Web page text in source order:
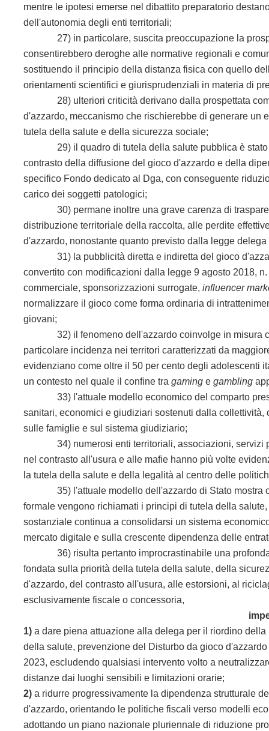
mentre le ipotesi emerse nel dibattito preparatorio
dell'autonomia degli enti territoriali;
27) in particolare, suscita preoccupazione la
consentirebbero deroghe alle normative regionali e
sostituendo il principio della distanza fisica con quello
orientamenti scientifici e giurisprudenziali in materia di
28) ulteriori criticità derivano dalla prospettata
d'azzardo, meccanismo che rischierebbe di generare
tutela della salute e della sicurezza sociale;
29) il quadro di tutela della salute pubblica è stato
contrasto della diffusione del gioco d'azzardo e della
specifico Fondo dedicato al Dga, con conseguente
carico dei soggetti patologici;
30) permane inoltre una grave carenza di
distribuzione territoriale della raccolta, alle perdite
d'azzardo, nonostante quanto previsto dalla legge delega
31) la pubblicità diretta e indiretta del gioco
convertito con modificazioni dalla legge 9 agosto 2018,
commerciale, sponsorizzazioni surrogate,influencer
normalizzare il gioco come forma ordinaria di
giovani;
32) il fenomeno dell'azzardo coinvolge in misura
particolare incidenza nei territori caratterizzati da
evidenziano come oltre il 50 per cento degli adolescenti
un contesto nel quale il confine tragaming egambling
33) l'attuale modello economico del comparto
sanitari, economici e giudiziari sostenuti dalla
sulle famiglie e sul sistema giudiziario;
34) numerosi enti territoriali, associazioni, servizi
nel contrasto all'usura e alle mafie hanno più volte
la tutela della salute e della legalità al centro delle
35) l'attuale modello dell'azzardo di Stato mostra
formale vengono richiamati i principi di tutela della
sostanziale continua a consolidarsi un sistema
mercato digitale e sulla crescente dipendenza delle
36) risulta pertanto improcrastinabile una profonda
fondata sulla priorità della tutela della salute, della
d'azzardo, del contrasto all'usura, alle estorsioni, al
esclusivamente fiscale o concessoria,
1) a dare piena attuazione alla delega per il riordino
della salute, prevenzione del Disturbo da gioco
2023, escludendo qualsiasi intervento volto a
distanze dai luoghi sensibili e limitazioni orarie;
2) a ridurre progressivamente la dipendenza strutturale
d'azzardo, orientando le politiche fiscali verso modelli
adottando un piano nazionale pluriennale di riduzione